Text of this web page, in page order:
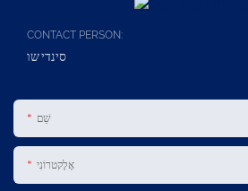
CONTACT PERSON:
סינדי שו
שֵׁם
אֶלֶקטרוֹנִי